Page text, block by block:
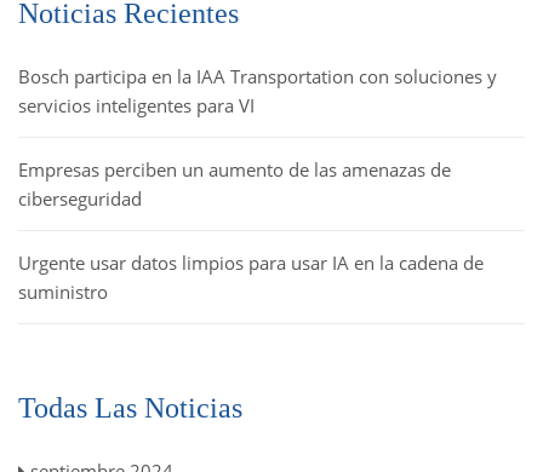
Noticias Recientes
Bosch participa en la IAA Transportation con soluciones y
servicios inteligentes para VI
Empresas perciben un aumento de las amenazas de
ciberseguridad
Urgente usar datos limpios para usar IA en la cadena de
suministro
Todas Las Noticias